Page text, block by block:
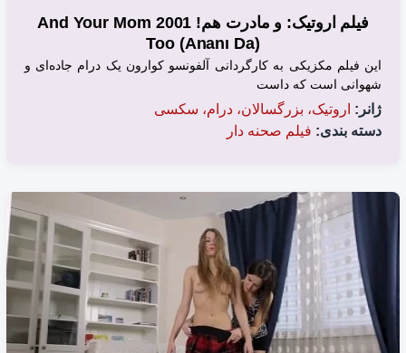
فیلم اروتیک: و مادرت هم! 2001 And Your Mom
Too (Ananı Da)
این فیلم مکزیکی به کارگردانی آلفونسو کوارون یک درام جاده‌ای و
شهوانی است که داست
ژانر: اروتیک، بزرگسالان، درام، سکسی
دسته بندی: فیلم صحنه دار